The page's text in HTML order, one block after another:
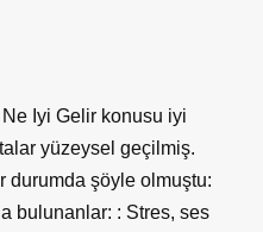
Ne Iyi Gelir konusu iyi
yüzeysel geçilmiş.
durumda şöyle olmuştu:
bulunanlar: : Stres, ses